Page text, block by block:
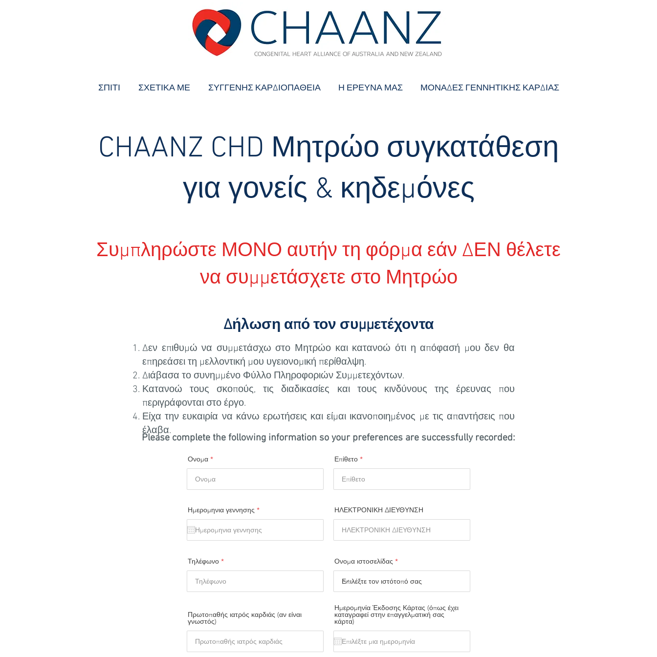
ΣΠΙΤΙ ΣΧΕΤΙΚΑ ΜΕ ΣΥΓΓΕΝΗΣ ΚΑΡΔΙΟΠΑΘΕΙΑ Η ΕΡΕΥΝΑ ΜΑΣ ΜΟΝΑΔΕΣ ΓΕΝΝΗΤΙΚΗΣ ΚΑΡΔΙΑΣ
CHAANZ CHD Μητρώο συγκατάθεση
για γονείς & κηδεμόνες
Συμπληρώστε ΜΟΝΟ αυτήν τη φόρμα εάν ΔΕΝ θέλετε
να συμμετάσχετε στο Μητρώο
Δήλωση από τον συμμετέχοντα
Δεν επιθυμώ να συμμετάσχω στο Μητρώο και κατανοώ ότι η απόφασή μου δεν θα
επηρεάσει τη μελλοντική μου υγειονομική περίθαλψη.
Διάβασα το συνημμένο Φύλλο Πληροφοριών Συμμετεχόντων.
Κατανοώ τους σκοπούς, τις διαδικασίες και τους κινδύνους της έρευνας που
περιγράφονται στο έργο.
Είχα την ευκαιρία να κάνω ερωτήσεις και είμαι ικανοποιημένος με τις απαντήσεις που
έλαβα.
Please complete the following information so your preferences are successfully recorded:
Ονομα Επίθετο
Ημερομηνια γεννησης *r
u
r
ΗΛΕΚΤΡΟΝΙΚΗ ΔΙΕΥΘΥΝΣΗ
Τηλέφωνο Ονομα ιστοσελίδας
Πρωτοπαθής ιατρός καρδιάς (αν είναι
γνωστός)
Ημερομηνία Έκδοσης Κάρτας (όπως έχει
καταγραφεί στην επαγγελματική σας
κάρτα)